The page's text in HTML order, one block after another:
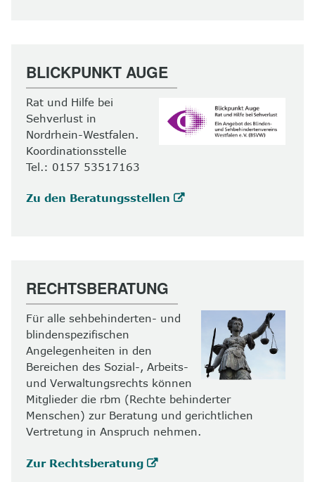
BLICKPUNKT AUGE
Rat und Hilfe bei
Sehverlust in
Nordrhein-Westfalen.
Koordinationsstelle
Tel.: 0157 53517163
Zu den Beratungsstellen
RECHTSBERATUNG
Für alle sehbehinderten- und
blindenspezifischen
Angelegenheiten in den
Bereichen des Sozial-, Arbeits-
und Verwaltungsrechts können
Mitglieder die rbm (Rechte behinderter
Menschen) zur Beratung und gerichtlichen
Vertretung in Anspruch nehmen.
Zur Rechtsberatung